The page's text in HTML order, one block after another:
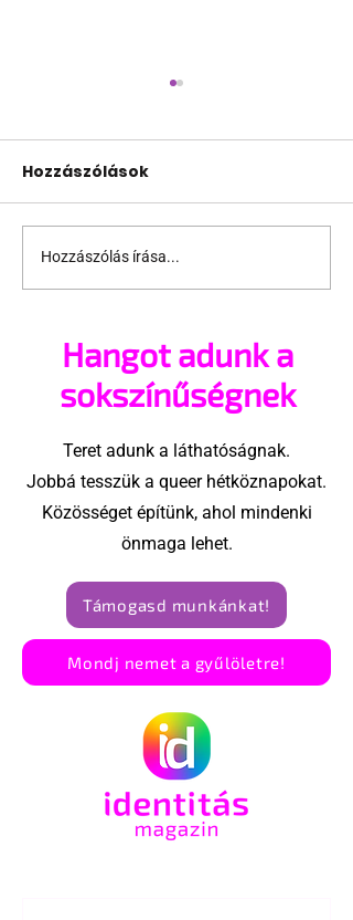
Csatlakozz önkéntes
képzési
Hozzászólások
Hozzászólás írása...
Hangot adunk a
sokszínűségnek
Teret adunk a láthatóságnak.
Jobbá tesszük a queer hétköznapokat.
Közösséget építünk, ahol mindenki
önmaga lehet.
Támogasd munkánkat!
Mondj nemet a gyűlöletre!